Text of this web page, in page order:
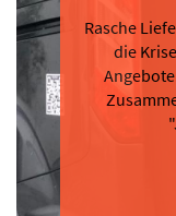
Rasche
die